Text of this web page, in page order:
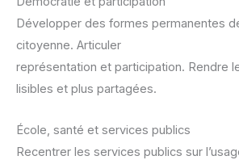
Développer des formes permanentes
citoyenne. Articuler
représentation et participation. Rendre
lisibles et plus partagées.
École, santé et services publics
Recentrer les services publics sur